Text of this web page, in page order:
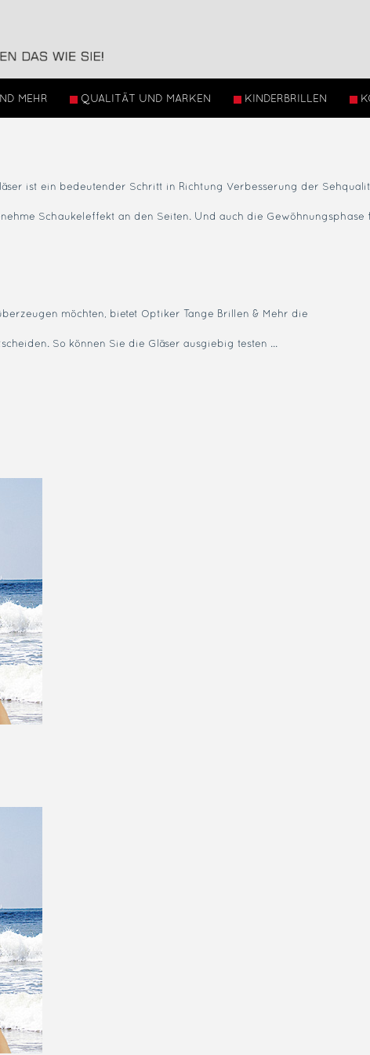
MEHR QUALITÄT UND MARKEN KINDERBRILLEN
ist ein bedeutender Schritt in Richtung Verbesserung der
Schaukeleffekt an den Seiten. Und auch die Gewöhnungsphase
möchten, bietet Optiker Tange Brillen & Mehr die
So können Sie die Gläser ausgiebig testen ...